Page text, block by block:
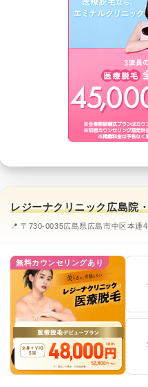
レジーナクリニック広島院
📍 〒730-0035広島県広島市中区本
無料カウンセリングあり